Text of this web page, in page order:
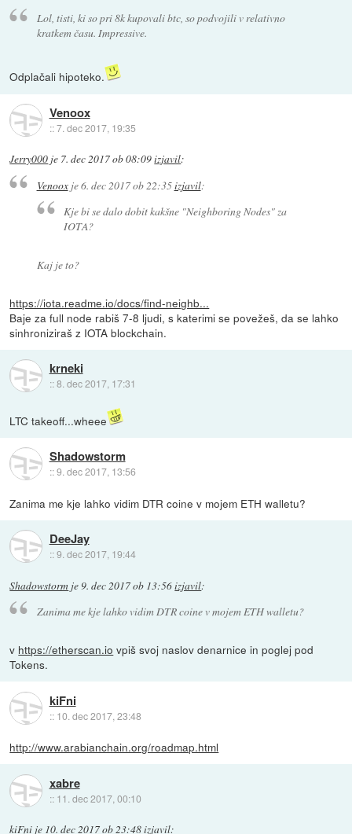
Lol, tisti, ki so pri 8k kupovali btc, so podvojili v relativno
kratkem času. Impressive.
Odplačali hipoteko.
Venoox
::7. dec 2017, 19:35
Jerry000 je 7. dec 2017 ob 08:09izjavil:
Venooxje6. dec 2017 ob 22:35izjavil:
Kje bi se dalo dobit kakšne "Neighboring Nodes" za
IOTA?
Kaj je to?
https://iota.readme.io/docs/find-neighb...
Baje za full node rabiš 7-8 ljudi, s katerimi se povežeš, da se lahko
sinhroniziraš z IOTA blockchain.
krneki
::8. dec 2017, 17:31
LTC takeoff...wheee
Shadowstorm
::9. dec 2017, 13:56
Zanima me kje lahko vidim DTR coine v mojem ETH walletu?
DeeJay
::9. dec 2017, 19:44
Shadowstorm je9. dec 2017 ob 13:56izjavil:
Zanima me kje lahko vidim DTR coine v mojem ETH walletu?
v https://etherscan.io vpiš svoj naslov denarnice in poglej pod
Tokens.
kiFni
:: 10. dec 2017, 23:48
http://www.arabianchain.org/roadmap.html
xabre
:: 11. dec 2017, 00:10
kiFni je 10. dec 2017 ob 23:48izjavil: